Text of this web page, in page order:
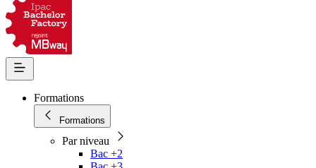
Formations
Formations
Par niveau
Bac +2